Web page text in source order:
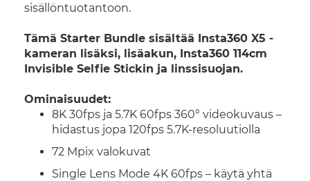
sisällöntuotantoon.
Tämä Starter Bundle sisältää Insta360 X5 -
kameran lisäksi, lisäakun, Insta360 114cm
Invisible Selfie Stickin ja linssisuojan.
Ominaisuudet:
8K 30fps ja 5.7K 60fps 360° videokuvaus –
hidastus jopa 120fps 5.7K-resoluutiolla
72 Mpix valokuvat
Single Lens Mode 4K 60fps – käytä yhtä